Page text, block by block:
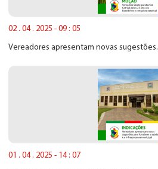
02 . 04 . 2025 - 09 : 05
Vereadores apresentam novas
01 . 04 . 2025 - 14 : 07